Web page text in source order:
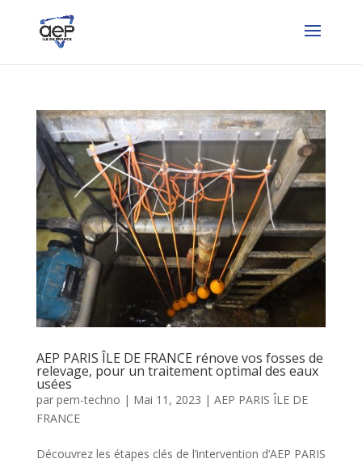
AEP PARIS ÎLE DE FRANCE rénove vos fosses de
relevage, pour un traitement optimal des eaux
usées
par pem-techno | Mai 11, 2023 | AEP PARIS ÎLE DE
FRANCE
Découvrez les étapes clés de l’intervention d’AEP PARIS